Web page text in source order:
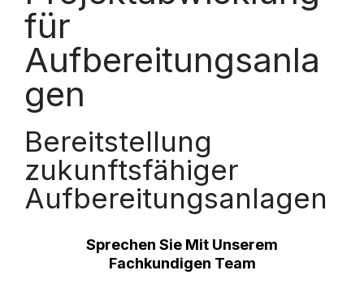
für
Aufbereitungsanla
gen
Bereitstellung
zukunftsfähiger
Aufbereitungsanlagen
Sprechen Sie Mit Unserem
Fachkundigen Team